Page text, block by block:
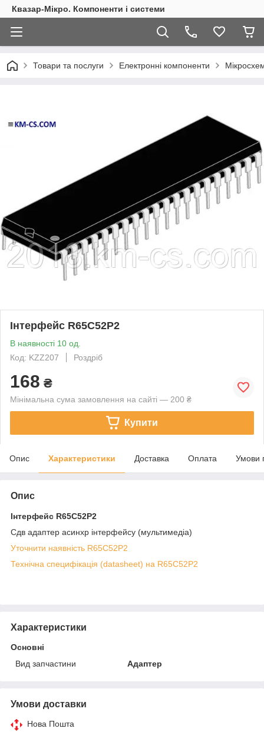
Квазар-Мікро. Компоненти і системи
Товари та послуги Електронні компоненти
Інтерфейс R65C52P2
В наявності 10 од.
Код: KZZ207
Роздріб
168 ₴
Мінімальна сума замовлення на сайті — 200 ₴
Купити
Опис Характеристики Доставка Оплата Умови
Опис
Інтерфейс R65C52P2
Сдв адаптер асинхр інтерфейсу (мультимедіа)
Уточнити наявність R65C52P2
Технічна специфікація (datasheet) на R65C52P2
Характеристики
Основні
Вид запчастини
Адаптер
Умови доставки
Нова Пошта